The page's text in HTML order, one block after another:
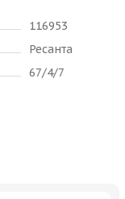
116953
Ресанта
67/4/7